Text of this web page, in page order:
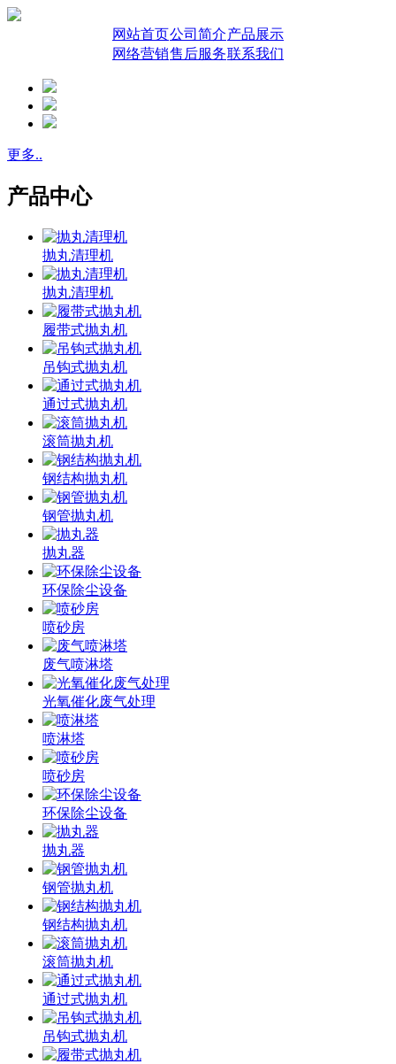
网站首页公司简介产品展示
网络营销售后服务联系我们
更多..
产品中心
抛丸清理机
抛丸清理机
履带式抛丸机
吊钩式抛丸机
通过式抛丸机
滚筒抛丸机
钢结构抛丸机
钢管抛丸机
抛丸器
环保除尘设备
喷砂房
废气喷淋塔
光氧催化废气处理
喷淋塔
喷砂房
环保除尘设备
抛丸器
钢管抛丸机
钢结构抛丸机
滚筒抛丸机
通过式抛丸机
吊钩式抛丸机